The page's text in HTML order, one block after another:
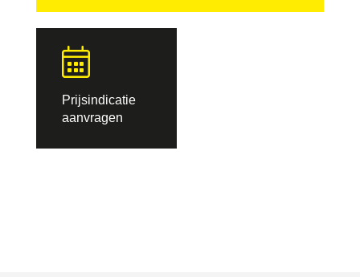
Prijsindicatie
aanvragen